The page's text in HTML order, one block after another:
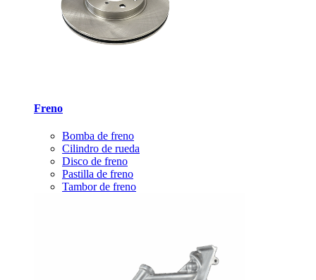
Freno
Bomba de freno
Cilindro de rueda
Disco de freno
Pastilla de freno
Tambor de freno